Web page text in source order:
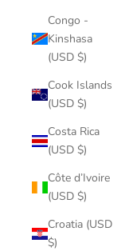
Congo -
Kinshasa
(USD $)
Cook Islands
(USD $)
Costa Rica
(USD $)
Côte d’Ivoire
(USD $)
Croatia (USD
$)